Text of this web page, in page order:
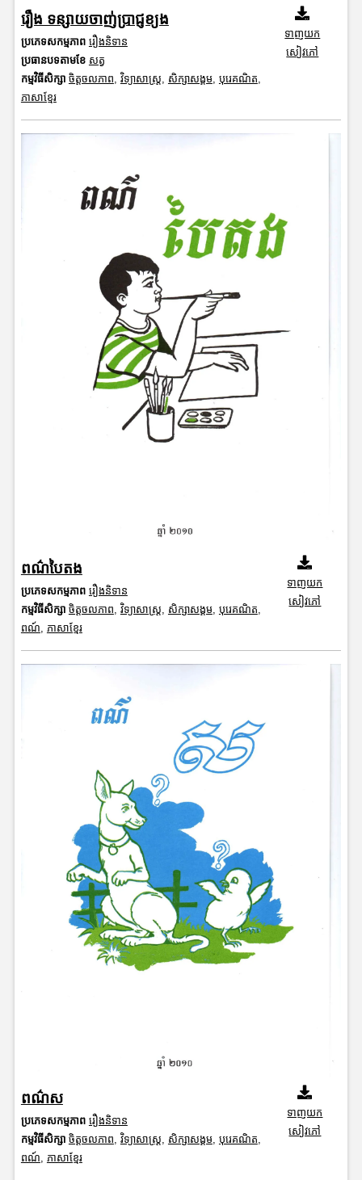
រឿង ទន្សាយចាញ់ប្រាជ្ញខ្យង
ប្រភេទសកម្មភាព រឿងនិទាន
ប្រធានបទតាមខែ សត្វ
កម្មវិធីសិក្សា ចិត្តចលភាព, វិទ្យាសាស្រ្ត, សិក្សាសង្គម, បុរេគណិត,
ភាសាខ្មែរ
ទាញយក
សៀវភៅ
ពណ៌បៃតង
ប្រភេទសកម្មភាព រឿងនិទាន
កម្មវិធីសិក្សា ចិត្តចលភាព វិទ្យាសាស្រ្ត សិក្សាសង្គម, បុរេគណិត
ពណ៍ ភាសាខ្មែរ
ទាញយក
សៀវភៅ
ពណ៌ស
ប្រភេទសកម្មភាព រឿងនិទាន
កម្មវិធីសិក្សា ចិត្តចលភាព, វិទ្យាសាស្រ្ត, សិក្សាសង្គម, បុរេគណិត,
ពណ៍, ភាសាខ្មែរ
ទាញយក
សៀវភៅ